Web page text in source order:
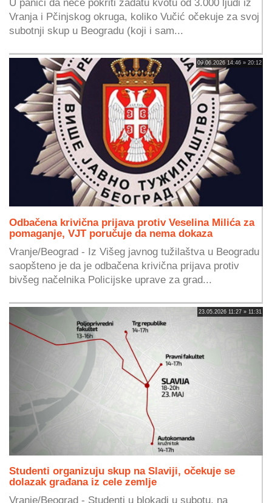
U panici da neće pokriti zadatu kvotu od 3.000 ljudi iz
Vranja i Pčinjskog okruga, koliko Vučić očekuje za svoj
subotnji skup u Beogradu (koji i sam...
09.06.2026 14:46 » 20:12
Odbačena krivična prijava protiv Veselina Milića za
pomaganje, VJT poručuje da nema dokaza
Vranje/Beograd - Iz Višeg javnog tužilaštva u Beogradu
saopšteno je da je odbačena krivična prijava protiv
bivšeg načelnika Policijske uprave za grad...
23.05.2026 11:27 » 11:31
Studenti organizuju skup na Slaviji, očekuje se
dolazak građana iz cele zemlje
Vranje/Beograd - Studenti u blokadi u subotu, na